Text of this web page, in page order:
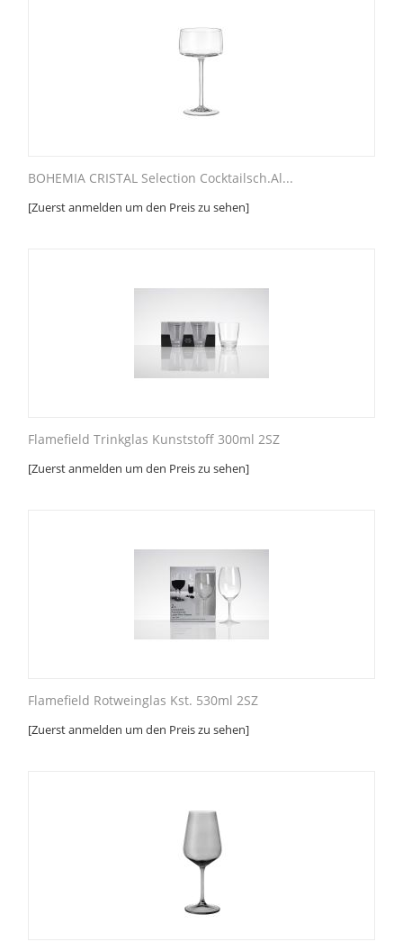
BOHEMIA CRISTAL Selection Cocktailsch.Al...
[Zuerst anmelden um den Preis zu sehen]
Flamefield Trinkglas Kunststoff 300ml 2SZ
[Zuerst anmelden um den Preis zu sehen]
Flamefield Rotweinglas Kst. 530ml 2SZ
[Zuerst anmelden um den Preis zu sehen]